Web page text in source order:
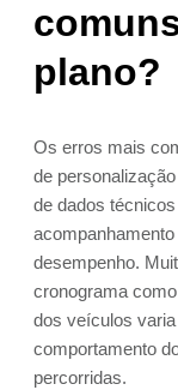
plano?
Os erros mais
de
de dados
desempenho.
cronograma
dos veículos
comportamento
percorridas.